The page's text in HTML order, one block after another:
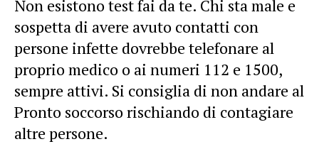
Non esistono test fai da te. Chi sta male e
sospetta di avere avuto contatti con
persone infette dovrebbe telefonare al
proprio medico o ai numeri 112 e 1500,
sempre attivi. Si consiglia di non andare al
Pronto soccorso rischiando di contagiare
altre persone.